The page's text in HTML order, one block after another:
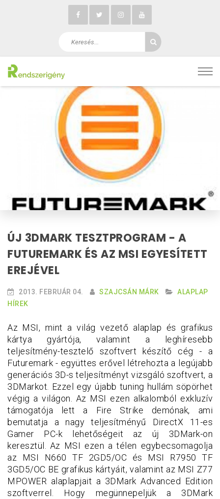
ÚJ 3DMARK TESZTPROGRAM - A
FUTUREMARK ÉS AZ MSI EGYESÍTETT
EREJÉVEL
2013. FEBRUÁR 04. SZAJCSÁN MÁRK
ALAPLAP
HÍREK
Az MSI, mint a világ vezető alaplap és grafikus
kártya gyártója, valamint a leghíresebb
teljesítmény-tesztelő szoftvert készítő cég - a
Futuremark - együttes erővel létrehozta a legújabb
generációs 3D-s teljesítményt vizsgáló szoftvert, a
3DMarkot. Ezzel egy újabb tuning hullám söpörhet
végig a világon. Az MSI ezen alkalomból exkluzív
támogatója lett a Fire Strike demónak, ami
bemutatja a nagy teljesítményű DirectX 11-es
Gamer PC-k lehetőségeit az új 3DMark-on
keresztül. Az MSI ezen a télen egybecsomagolja
az MSI N660 TF 2GD5/OC és MSI R7950 TF
3GD5/OC BE grafikus kártyáit, valamint az MSI Z77
MPOWER alaplapjait a 3DMark Advanced Edition
szoftverrel. Hogy megünnepeljük a 3DMark